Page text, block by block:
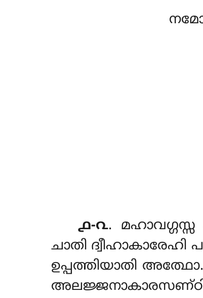
൧-൨.
ചാതി ദ്വീഹാകാരേഹി
ഉപ്പത്തിയാതി അത്ഥോ.